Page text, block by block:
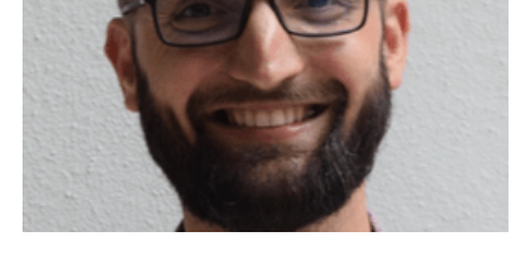
CINÉMA
LITTÉRATURE
ÉCONOMIE
SPORT
MÉDIAS
SANTÉ
instagram
emailemail-
form